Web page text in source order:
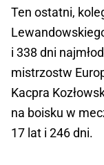
Ten ostatni,
i 338 dni
mistrzostw
Kacpra
na boisku w
17 lat i 246 dni.